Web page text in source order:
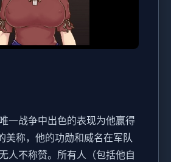
一战争中出色的表现为他赢得
美称，他的功勋和威名在军队
人不称赞。所有人（包括他自